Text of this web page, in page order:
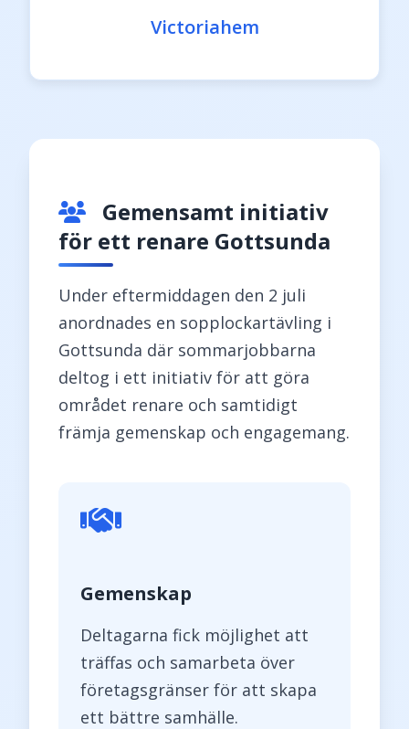
Victoriahem
Gemensamt initiativ
för ett renare Gottsunda
Under eftermiddagen den 2 juli
anordnades en sopplockartävling i
Gottsunda där sommarjobbarna
deltog i ett initiativ för att göra
området renare och samtidigt
främja gemenskap och engagemang.
Gemenskap
Deltagarna fick möjlighet att
träffas och samarbeta över
företagsgränser för att skapa
ett bättre samhälle.